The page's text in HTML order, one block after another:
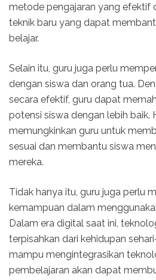
metode pengajaran yang efektif
teknik baru yang dapat
belajar.
Selain itu, guru juga perlu
dengan siswa dan orang tua.
secara efektif, guru dapat
potensi siswa dengan lebih baik.
memungkinkan guru untuk
sesuai dan membantu siswa
mereka.
Tidak hanya itu, guru juga perlu
kemampuan dalam
Dalam era digital saat ini,
terpisahkan dari kehidupan
mampu mengintegrasikan
pembelajaran akan dapat